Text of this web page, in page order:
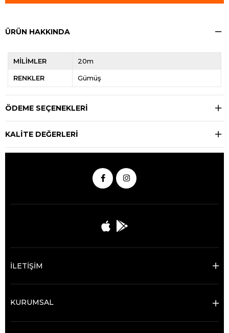
ÜRÜN HAKKINDA
MİLİMLER 20m
RENKLER Gümüş
ÖDEME SEÇENEKLERI
KALİTE DEĞERLERİ
İLETİŞİM
KURUMSAL